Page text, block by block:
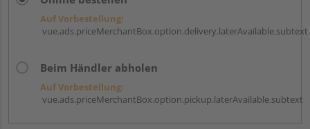
Auf Vorbestellung:
vue.ads.priceMerchantBox.option.delivery.laterAvailable.subtext
Beim Händler abholen
Auf Vorbestellung:
vue.ads.priceMerchantBox.option.pickup.laterAvailable.subtext